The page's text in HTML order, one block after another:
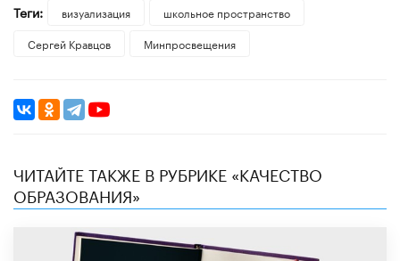
Теги:
визуализация
школьное пространство
Сергей Кравцов
Минпросвещения
ЧИТАЙТЕ ТАКЖЕ В РУБРИКЕ «КАЧЕСТВО
ОБРАЗОВАНИЯ»